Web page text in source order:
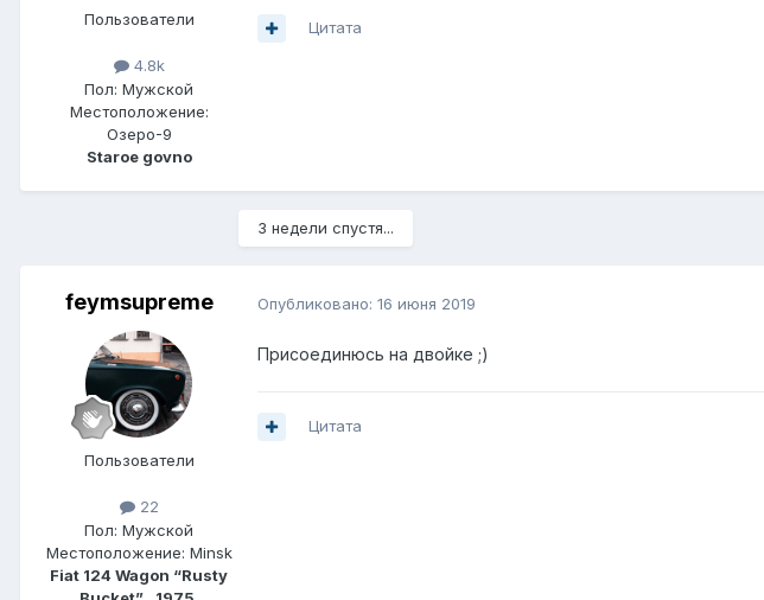
Пользователи
4.8k
Пол: Мужской
Местоположение:
Озеро-9
Staroe govno
Цитата
3 недели спустя...
feymsupreme
Пользователи
22
Пол: Мужской
Местоположение: Minsk
Fiat 124 Wagon “Rusty
Опубликовано: 16 июня 2019
Присоединюсь на двойке ;)
Цитата